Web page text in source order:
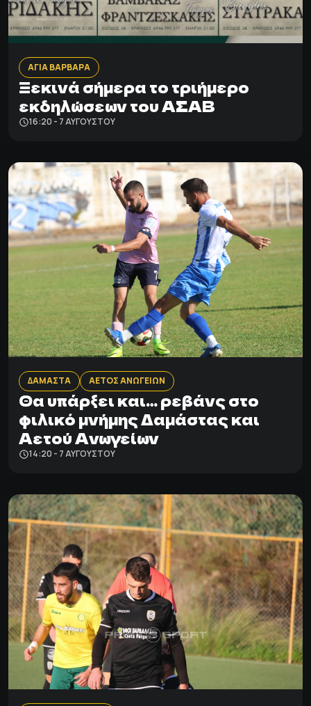
ΑΓΙΑ ΒΑΡΒΑΡΑ
Ξεκινά σήμερα το τριήμερο
εκδηλώσεων του ΑΣΑΒ
16:20 - 7 ΑΥΓΟΎΣΤΟΥ
ΔΑΜΑΣΤΑ ΑΕΤΟΣ ΑΝΩΓΕΙΩΝ
Θα υπάρξει και… ρεβάνς στο
φιλικό μνήμης Δαμάστας και
Αετού Ανωγείων
14:20 - 7 ΑΥΓΟΎΣΤΟΥ